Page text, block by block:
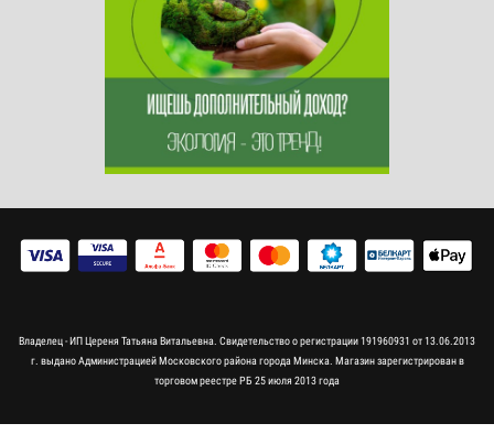
Владелец - ИП Цереня Татьяна Витальевна. Свидетельство о регистрации 191960931 от 13.06.2013
г. выдано Администрацией Московского района города Минска. Магазин зарегистрирован в
торговом реестре РБ 25 июля 2013 года